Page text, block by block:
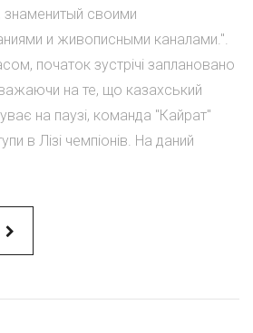
знаменитый своими
и живописными каналами.".
початок зустрічі заплановано
на те, що казахський
на паузі, команда "Кайрат"
в Лізі чемпіонів. На даний